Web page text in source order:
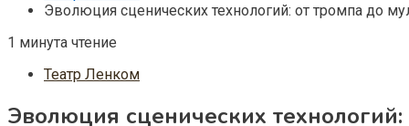
Эволюция сценических технологий: от тромпа до
1 минута чтение
Театр Ленком
Эволюция сценических